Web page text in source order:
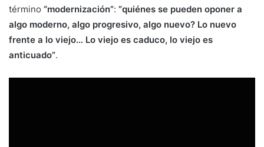
término “modernización”: “quiénes se pueden oponer a
algo moderno, algo progresivo, algo nuevo? Lo nuevo
frente a lo viejo… Lo viejo es caduco, lo viejo es
anticuado”.